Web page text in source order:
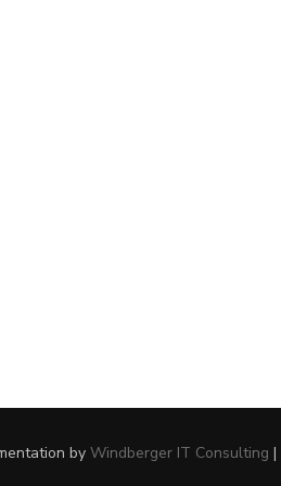
by Windberger IT Consulting |